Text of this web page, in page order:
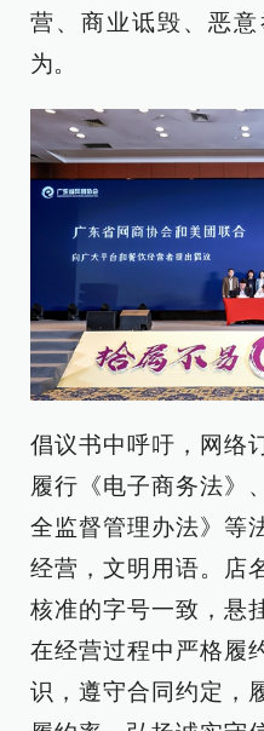
营、商业诋毁、恶
为。
倡议书中呼吁，网络
履行《电子商务法》
全监督管理办法》等
经营，文明用语。店
核准的字号一致，悬
在经营过程中严格履
识，遵守合同约定，